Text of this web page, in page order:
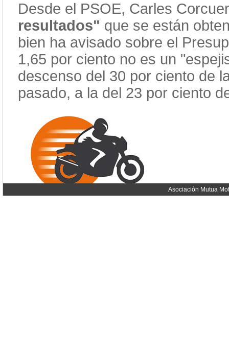
Desde el PSOE, Carles
resultados" que se están
bien ha avisado sobre el
1,65 por ciento no es un
descenso del 30 por ciento de
pasado, a la del 23 por ciento
Asociación Mutua